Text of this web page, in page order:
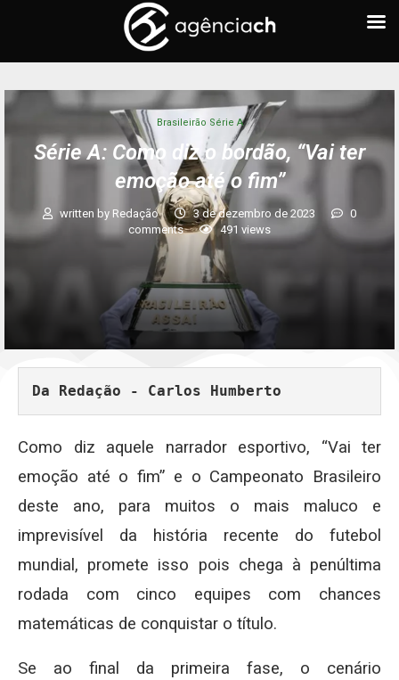
Brasileirão Série A
Série A: Como diz o bordão, “Vai ter
emoção até o fim”
written by Redação 3 de dezembro de 2023
0
comments
491 views
Da Redação - Carlos Humberto
Como diz aquele narrador esportivo, “Vai ter
emoção até o fim” e o Campeonato Brasileiro
deste ano, para muitos o mais maluco e
imprevisível da história recente do futebol
mundial, promete isso pois chega à penúltima
rodada com cinco equipes com chances
matemáticas de conquistar o título.
Se ao final da primeira fase, o cenário